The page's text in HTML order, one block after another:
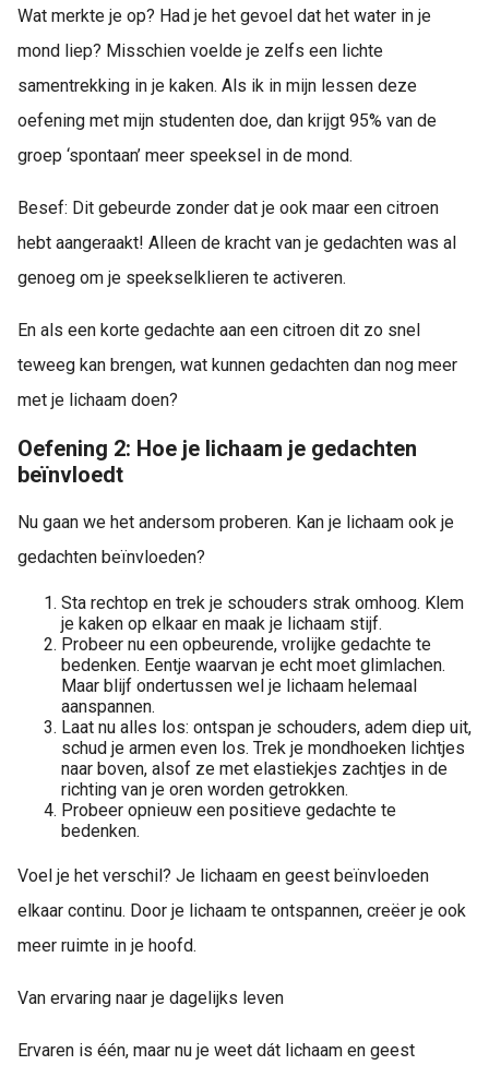
Wat merkte je op? Had je het gevoel dat het water in je
mond liep? Misschien voelde je zelfs een lichte
samentrekking in je kaken. Als ik in mijn lessen deze
oefening met mijn studenten doe, dan krijgt 95% van de
groep ‘spontaan’ meer speeksel in de mond.
Besef: Dit gebeurde zonder dat je ook maar een citroen
hebt aangeraakt! Alleen de kracht van je gedachten was al
genoeg om je speekselklieren te activeren.
En als een korte gedachte aan een citroen dit zo snel
teweeg kan brengen, wat kunnen gedachten dan nog meer
met je lichaam doen?
Oefening 2: Hoe je lichaam je gedachten
beïnvloedt
Nu gaan we het andersom proberen. Kan je lichaam ook je
gedachten beïnvloeden?
Sta rechtop en trek je schouders strak omhoog. Klem
je kaken op elkaar en maak je lichaam stijf.
Probeer nu een opbeurende, vrolijke gedachte te
bedenken. Eentje waarvan je echt moet glimlachen.
Maar blijf ondertussen wel je lichaam helemaal
aanspannen.
Laat nu alles los: ontspan je schouders, adem diep uit,
schud je armen even los. Trek je mondhoeken lichtjes
naar boven, alsof ze met elastiekjes zachtjes in de
richting van je oren worden getrokken.
Probeer opnieuw een positieve gedachte te
bedenken.
Voel je het verschil? Je lichaam en geest beïnvloeden
elkaar continu. Door je lichaam te ontspannen, creëer je ook
meer ruimte in je hoofd.
Van ervaring naar je dagelijks leven
Ervaren is één, maar nu je weet dát lichaam en geest